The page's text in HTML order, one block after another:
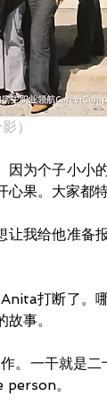
）
为个子小小
果。大家都特
我给他准备
打断了。
事。
。一干就是二
。